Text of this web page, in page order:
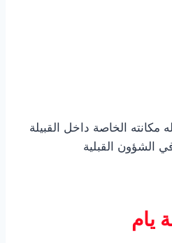
الخاصة داخل القبيلة
الشؤون القبلية
يام